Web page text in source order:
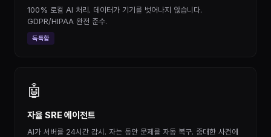
100% 로컬 AI 처리. 데이터가 기기를 벗어나지 않습니다.
GDPR/HIPAA 완전 준수.
독특함
🤖
자율 SRE 에이전트
AI가 서버를 24시간 감시. 자는 동안 문제를 자동 복구. 중대한 사건에